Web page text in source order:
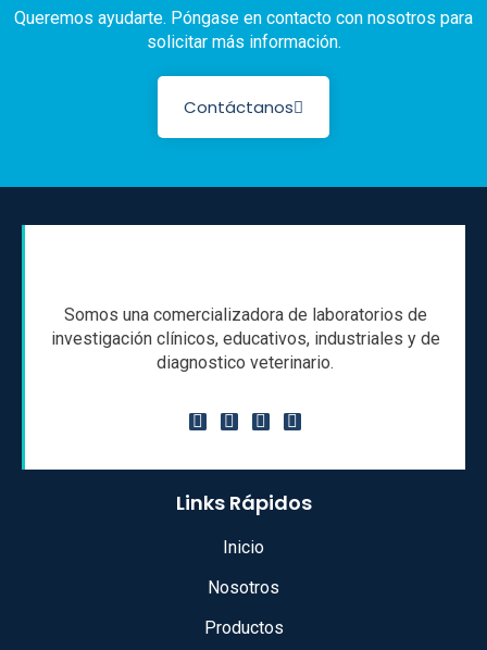
Queremos ayudarte. Póngase en contacto con nosotros para
solicitar más información.
Contáctanos
Somos una comercializadora de laboratorios de
investigación clínicos, educativos, industriales y de
diagnostico veterinario.
Links Rápidos
Inicio
Nosotros
Productos